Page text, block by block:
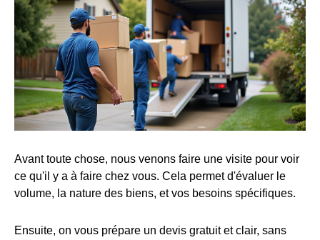
Avant toute chose, nous venons faire une visite pour voir
ce qu'il y a à faire chez vous. Cela permet d'évaluer le
volume, la nature des biens, et vos besoins spécifiques.
Ensuite, on vous prépare un devis gratuit et clair, sans